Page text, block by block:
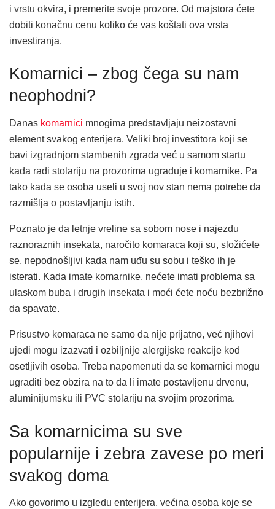
i vrstu okvira, i premerite svoje prozore. Od majstora ćete
dobiti konačnu cenu koliko će vas koštati ova vrsta
investiranja.
Komarnici – zbog čega su nam
neophodni?
Danas komarnici mnogima predstavljaju neizostavni
element svakog enterijera. Veliki broj investitora koji se
bavi izgradnjom stambenih zgrada već u samom startu
kada radi stolariju na prozorima ugrađuje i komarnike. Pa
tako kada se osoba useli u svoj nov stan nema potrebe da
razmišlja o postavljanju istih.
Poznato je da letnje vreline sa sobom nose i najezdu
raznoraznih insekata, naročito komaraca koji su, složićete
se, nepodnošljivi kada nam uđu su sobu i teško ih je
isterati. Kada imate komarnike, nećete imati problema sa
ulaskom buba i drugih insekata i moći ćete noću bezbrižno
da spavate.
Prisustvo komaraca ne samo da nije prijatno, već njihovi
ujedi mogu izazvati i ozbiljnije alergijske reakcije kod
osetljivih osoba. Treba napomenuti da se komarnici mogu
ugraditi bez obzira na to da li imate postavljenu drvenu,
aluminijumsku ili PVC stolariju na svojim prozorima.
Sa komarnicima su sve
popularnije i zebra zavese po meri
svakog doma
Ako govorimo u izgledu enterijera, većina osoba koje se